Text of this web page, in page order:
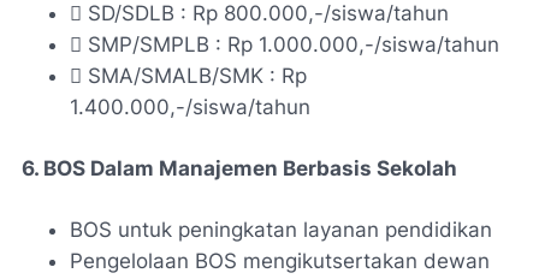
 SD/SDLB : Rp 800.000,-/siswa/tahun
 SMP/SMPLB : Rp 1.000.000,-/siswa/tahun
 SMA/SMALB/SMK : Rp
1.400.000,-/siswa/tahun
6. BOS Dalam Manajemen Berbasis Sekolah
BOS untuk peningkatan layanan pendidikan
Pengelolaan BOS mengikutsertakan dewan